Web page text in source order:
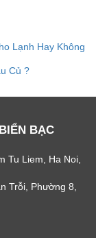
Lạnh Hay Không
Củ ?
BẠC
Tu Liem, Ha Noi,
Trỗi, Phường 8,